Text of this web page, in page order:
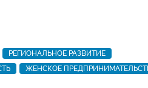
РЕГИОНАЛЬНОЕ РАЗВИТИЕ
ЖЕНСКОЕ